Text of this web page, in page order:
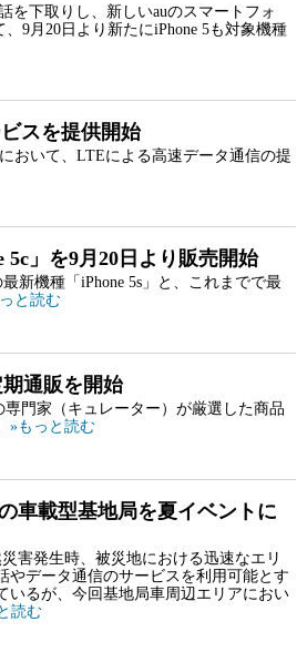
を下取りし、新しいauのスマートフォ
9月20日より新たにiPhone 5も対象機種
スを提供開始
おいて、LTEによる高速データ通信の提
」を9月20日より販売開始
新機種「iPhone 5s」と、これまでで最
と読む
通販を開始
門家（キュレーター）が厳選した商品
»もっと読む
車載型基地局を夏イベントに
害発生時、被災地における迅速なエリ
やデータ通信のサービスを利用可能とす
いるが、今回基地局車周辺エリアにおい
読む